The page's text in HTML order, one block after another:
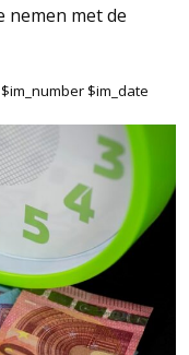
nemen met de
$im_date